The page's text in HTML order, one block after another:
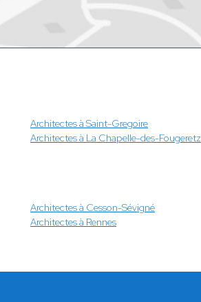
Architectes à Saint-Gregoire
Architectes à La Chapelle-des-Fougeretz
Architectes à Cesson-Sévigné
Architectes à Rennes